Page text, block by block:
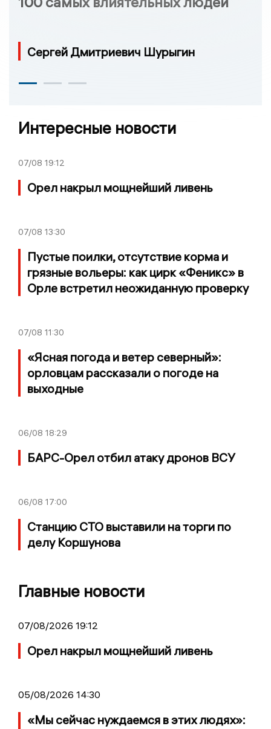
Сергей Дмитриевич Шурыгин
Интересные новости
07/08 19:12
Орел накрыл мощнейший ливень
07/08 13:30
Пустые поилки, отсутствие корма и
грязные вольеры: как цирк «Феникс» в
Орле встретил неожиданную проверку
07/08 11:30
«Ясная погода и ветер северный»:
орловцам рассказали о погоде на
выходные
06/08 18:29
БАРС-Орел отбил атаку дронов ВСУ
06/08 17:00
Станцию СТО выставили на торги по
делу Коршунова
Главные новости
07/08/2026 19:12
Орел накрыл мощнейший ливень
05/08/2026 14:30
«Мы сейчас нуждаемся в этих людях»: